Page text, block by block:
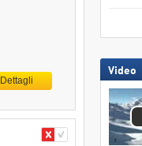
Dettagli
Video